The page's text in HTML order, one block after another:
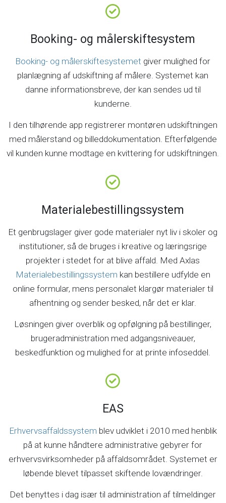
Booking- og målerskiftesystem
Booking- og målerskiftesystemet giver mulighed for
planlægning af udskiftning af målere. Systemet kan
danne informationsbreve, der kan sendes ud til
kunderne.
I den tilhørende app registrerer montøren udskiftningen
med målerstand og billeddokumentation. Efterfølgende
vil kunden kunne modtage en kvittering for udskiftningen.
Materialebestillingssystem
Et genbrugslager giver gode materialer nyt liv i skoler og
institutioner, så de bruges i kreative og læringsrige
projekter i stedet for at blive affald. Med Axlas
Materialebestillingssystem kan bestillere udfylde en
online formular, mens personalet klargør materialer til
afhentning og sender besked, når det er klar.
Løsningen giver overblik og opfølgning på bestillinger,
brugeradministration med adgangsniveauer,
beskedfunktion og mulighed for at printe infoseddel.
EAS
Erhvervsaffaldssystem blev udviklet i 2010 med henblik
på at kunne håndtere administrative gebyrer for
erhvervsvirksomheder på affaldsområdet. Systemet er
løbende blevet tilpasset skiftende lovændringer.
Det benyttes i dag især til administration af tilmeldinger